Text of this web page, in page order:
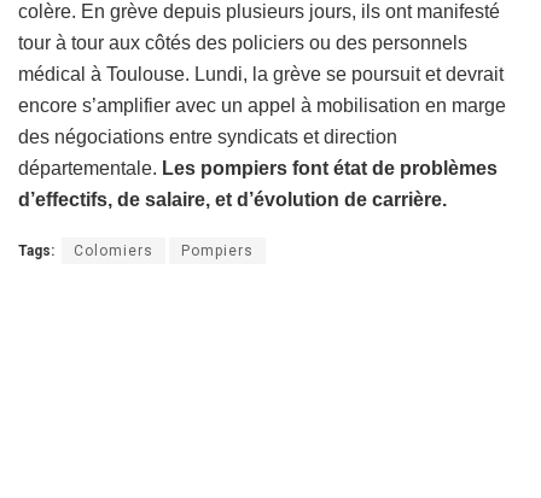
colère. En grève depuis plusieurs jours, ils ont manifesté
tour à tour aux côtés des policiers ou des personnels
médical à Toulouse. Lundi, la grève se poursuit et devrait
encore s’amplifier avec un appel à mobilisation en marge
des négociations entre syndicats et direction
départementale. Les pompiers font état de problèmes
d’effectifs, de salaire, et d’évolution de carrière.
Tags: Colomiers Pompiers